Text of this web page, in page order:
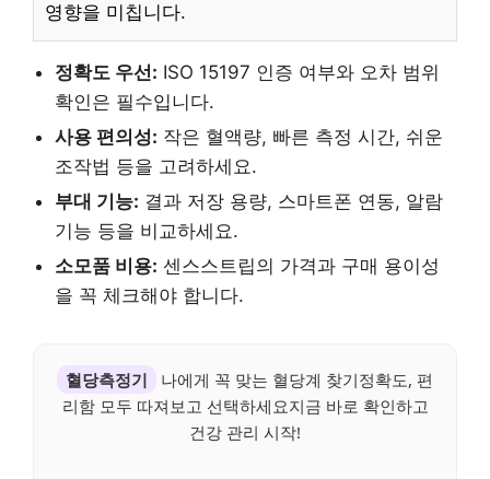
영향을 미칩니다.
정확도 우선: ISO 15197 인증 여부와 오차 범위
확인은 필수입니다.
사용 편의성: 작은 혈액량, 빠른 측정 시간, 쉬운
조작법 등을 고려하세요.
부대 기능: 결과 저장 용량, 스마트폰 연동, 알람
기능 등을 비교하세요.
소모품 비용: 센스스트립의 가격과 구매 용이성
을 꼭 체크해야 합니다.
혈당측정기
나에게 꼭 맞는 혈당계 찾기정확도, 편
리함 모두 따져보고 선택하세요지금 바로 확인하고
건강 관리 시작!